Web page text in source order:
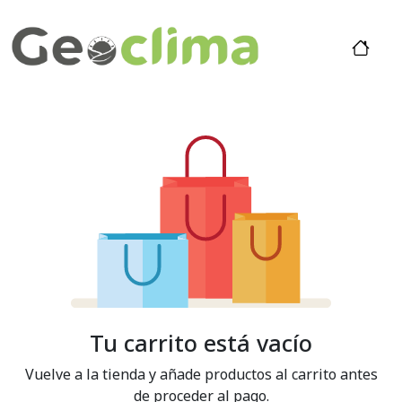
Tu carrito está vacío
Vuelve a la tienda y añade productos al carrito antes
de proceder al pago.